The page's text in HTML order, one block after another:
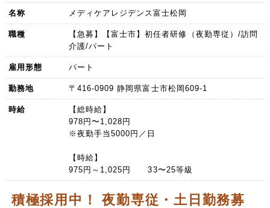
名称 メディケアレジデンス富士松岡
職種
【急募】【富士市】初任者研修（夜勤専従）/訪問
介護/パート
雇用形態 パート
勤務地 〒416-0909 静岡県富士市松岡609-1
時給
【総時給】
978円〜1,028円
※夜勤手当5000円／日
【時給】
975円～1,025円 33〜25等級
積極採用中！ 夜勤専従・土日勤務募